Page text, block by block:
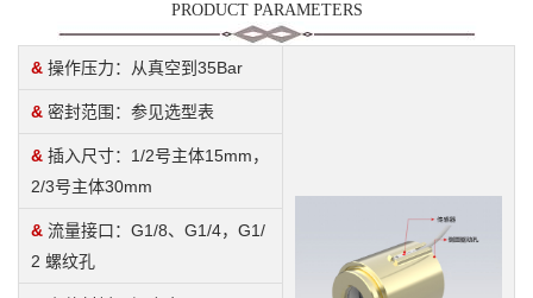
PRODUCT PARAMETERS
& 操作压力：从真空到35Bar
& 密封范围：参见选型表
& 插入尺寸：1/2号主体15mm，
2/3号主体30mm
& 流量接口：G1/8、G1/4，G1/
2 螺纹孔